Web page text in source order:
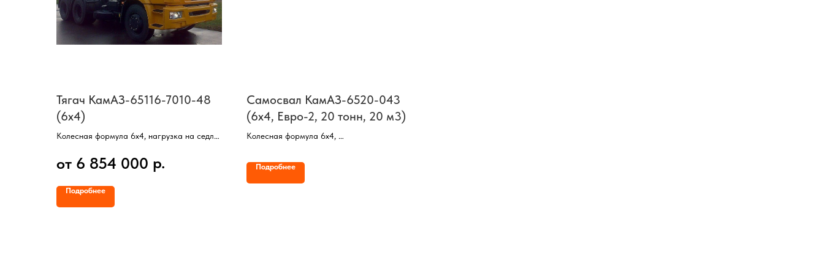
Тягач КамАЗ-65116-7010-48
(6х4)
Колесная формула 6х4, нагрузка на седло
двигатель Cummins (300 л/с), дизельный,
от 6 854 000 р.
Подробнее
Самосвал КамАЗ-6520-043
(6х4, Евро-2, 20 тонн, 20 м3)
Колесная формула 6х4,
Мощность 320 л/с,
КП ZF16,
Подробнее